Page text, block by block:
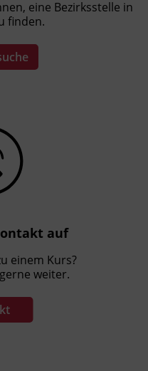
eine Bezirksstelle in
finden.
auf
einem Kurs?
weiter.